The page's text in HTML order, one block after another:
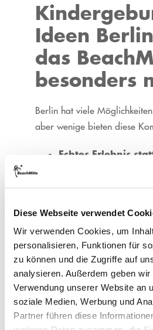
Diese Webseite verwendet
Wir verwenden Cookies, um
personalisieren, Funktionen für
zu können und die Zugriffe auf
analysieren. Außerdem geben
Verwendung unserer Website an
soziale Medien, Werbung und
Partner führen diese
Ideen
das
besonders
Berlin hat viele
aber wenige bieten diese
Echtes Erlebnis
sind aktiv dabei, nicht
Luft, Sand und
Anreise aus der Stadt
Altersgerecht und
Aktivitäten
Jahren genauso gut
Stressfreie
Pakete, erfahrenes